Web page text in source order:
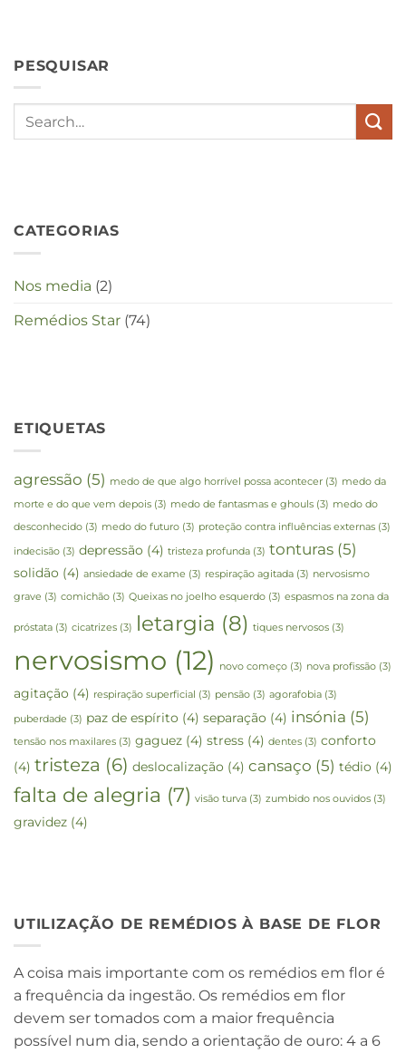
in
PESQUISAR
CATEGORIAS
Nos media (2)
Remédios Star (74)
ETIQUETAS
agressão (5) medo de que algo horrível possa acontecer (3) medo da
morte e do que vem depois (3) medo de fantasmas e ghouls (3) medo do
desconhecido (3) medo do futuro (3) proteção contra influências externas (3)
indecisão (3) depressão (4) tristeza profunda (3) tonturas (5)
solidão (4) ansiedade de exame (3) respiração agitada (3) nervosismo
grave (3) comichão (3) Queixas no joelho esquerdo (3) espasmos na zona da
próstata (3) cicatrizes (3) letargia (8) tiques nervosos (3)
nervosismo (12) novo começo (3) nova profissão (3)
agitação (4) respiração superficial (3) pensão (3) agorafobia (3)
puberdade (3) paz de espírito (4) separação (4) insónia (5)
tensão nos maxilares (3) gaguez (4) stress (4) dentes (3) conforto
(4) tristeza (6) deslocalização (4) cansaço (5) tédio (4)
falta de alegria (7) visão turva (3) zumbido nos ouvidos (3)
gravidez (4)
UTILIZAÇÃO DE REMÉDIOS À BASE DE FLOR
A coisa mais importante com os remédios em flor é
a frequência da ingestão. Os remédios em flor
devem ser tomados com a maior frequência
possível num dia, sendo a orientação de ouro: 4 a 6